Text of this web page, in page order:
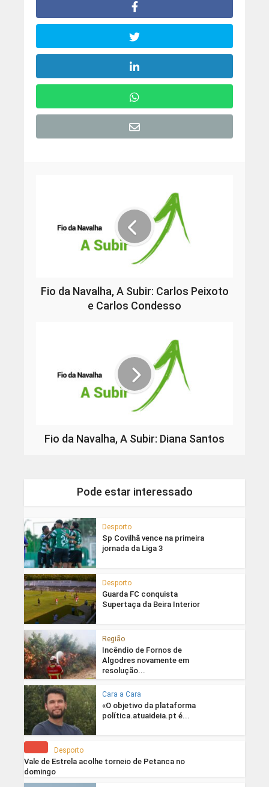
Fio da Navalha, A Subir: Carlos Peixoto
e Carlos Condesso
Fio da Navalha, A Subir: Diana Santos
Pode estar interessado
Desporto
Sp Covilhã vence na primeira
jornada da Liga 3
Desporto
Guarda FC conquista
Supertaça da Beira Interior
Região
Incêndio de Fornos de
Algodres novamente em
resolução...
Cara a Cara
«O objetivo da plataforma
política.atuaideia.pt é...
Desporto
Vale de Estrela acolhe torneio de Petanca no
domingo